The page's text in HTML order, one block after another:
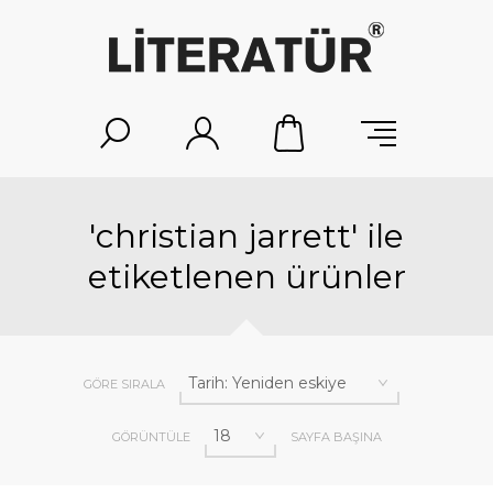
'christian jarrett' ile
etiketlenen ürünler
GÖRE SIRALA
GÖRÜNTÜLE SAYFA BAŞINA